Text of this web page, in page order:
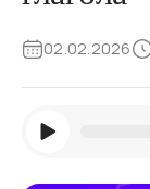
02.02.2026